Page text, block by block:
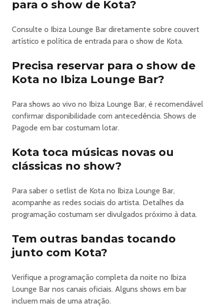
para o show de Kota?
Consulte o Ibiza Lounge Bar diretamente sobre couvert
artístico e política de entrada para o show de Kota.
Precisa reservar para o show de
Kota no Ibiza Lounge Bar?
Para shows ao vivo no Ibiza Lounge Bar, é recomendável
confirmar disponibilidade com antecedência. Shows de
Pagode em bar costumam lotar.
Kota toca músicas novas ou
clássicas no show?
Para saber o setlist de Kota no Ibiza Lounge Bar,
acompanhe as redes sociais do artista. Detalhes da
programação costumam ser divulgados próximo à data.
Tem outras bandas tocando
junto com Kota?
Verifique a programação completa da noite no Ibiza
Lounge Bar nos canais oficiais. Alguns shows em bar
incluem mais de uma atração.